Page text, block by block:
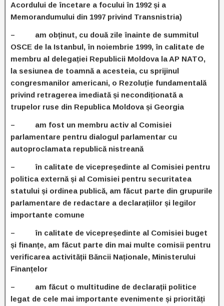
Acordului de încetare a focului în 1992 și a
Memorandumului din 1997 privind Transnistria)
– am obținut, cu două zile înainte de summitul
OSCE de la Istanbul, în noiembrie 1999, în calitate de
membru al delegației Republicii Moldova la AP NATO,
la sesiunea de toamnă a acesteia, cu sprijinul
congresmanilor americani, o Rezoluție fundamentală
privind retragerea imediată și necondiționată a
trupelor ruse din Republica Moldova și Georgia
– am fost un membru activ al Comisiei
parlamentare pentru dialogul parlamentar cu
autoproclamata republică nistreană
– în calitate de vicepreședinte al Comisiei pentru
politica externă și al Comisiei pentru securitatea
statului și ordinea publică, am făcut parte din grupurile
parlamentare de redactare a declarațiilor și legilor
importante comune
– în calitate de vicepreședinte al Comisiei buget
și finanțe, am făcut parte din mai multe comisii pentru
verificarea activității Băncii Naționale, Ministerului
Finanțelor
– am făcut o multitudine de declarații politice
legat de cele mai importante evenimente și priorități